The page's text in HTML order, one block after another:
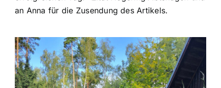
an Anna für die Zusendung des Artikels.